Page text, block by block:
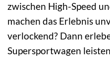
zwischen High-Speed
machen das Erlebnis
verlockend? Dann
Supersportwagen